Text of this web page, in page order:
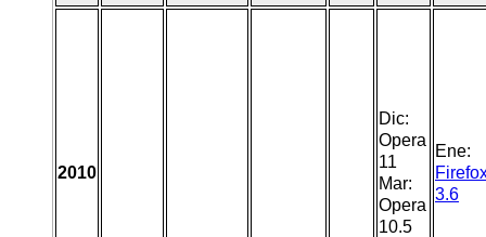
2010
Dic:
Opera
11
Mar:
Opera
10.5
Ene:
3.6